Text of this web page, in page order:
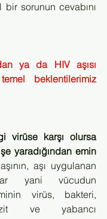
sorunun cevabını
ya da HIV aşısı
beklentilerimiz
virüse karşı olursa
yaradığından emin
aşı uygulanan
yani vücudun
virüs, bakteri,
ve yabancı